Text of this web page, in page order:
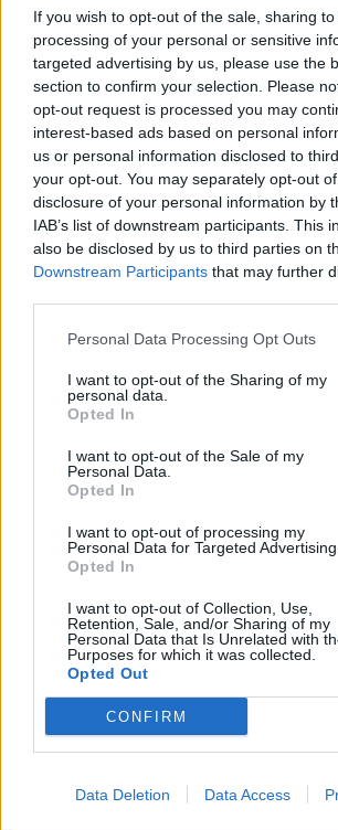
If you wish to opt-out of the sale, sharing
processing of your personal or sensitive
targeted advertising by us, please use the
section to confirm your selection. Please
opt-out request is processed you may
interest-based ads based on personal
us or personal information disclosed to
your opt-out. You may separately opt-out
disclosure of your personal information by
IAB’s list of downstream participants. This
also be disclosed by us to third parties on
Downstream Participants that may further
Personal Data Processing Opt Outs
I want to opt-out of the Sharing of my
personal data.
Opted In
I want to opt-out of the Sale of my
Personal Data.
Opted In
I want to opt-out of processing my
Personal Data for Targeted Advertising.
Opted In
I want to opt-out of Collection, Use,
Retention, Sale, and/or Sharing of my
Personal Data that Is Unrelated with
Purposes for which it was collected.
Opted Out
CONFIRM
Data Deletion Data Access
Cymbalta (98)
Depression - andere Mittel
Die Bewertungen und Kommentare
nutzergenerierter Inhalt. Diese werden vor
gelesen und teilweise überarbeitet, um
Arzneimittel- und Gesundheitszustand)
setzen von unseren Benutzern keine
medizinischen Kenntnisse voraus um
auszutauschen. Auf diese Weise geben
Meinungen und Erfahrungen nur die
Autoren wieder und nicht jene des
Bitte beachten Sie, dass eine Erfahrung
unterschiedlich sein kann und dass Sie sich
oder Apotheker wenden sollten, um
Medikamenten zu erhalten.